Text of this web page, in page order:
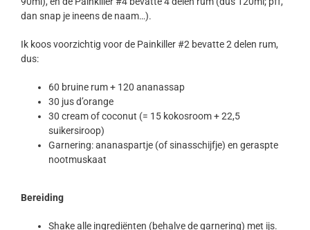
dan snap je ineens de naam…).
Ik koos voorzichtig voor de Painkiller #2 bevatte 2 delen rum,
dus:
60 bruine rum + 120 ananassap
30 jus d’orange
30 cream of coconut (= 15 kokosroom + 22,5
suikersiroop)
Garnering: ananaspartje (of sinasschijfje) en geraspte
nootmuskaat
Bereiding
Shake alle ingrediënten (behalve de garnering) met ijs.